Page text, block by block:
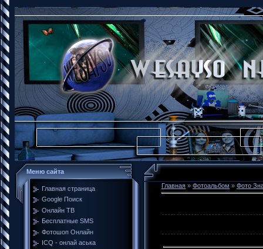
Меню сайта
Главная страница
Google Поиск
Онлайн ТВ
Бесплатные SMS
Фотошоп Онлайн
ICQ - онлай аська
Главная » Фотоальбом » Фото